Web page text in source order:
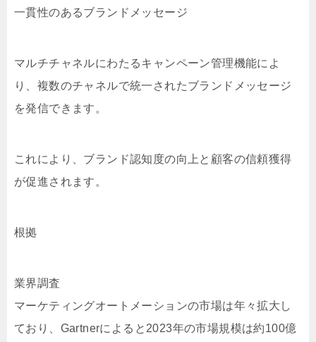
一貫性のあるブランドメッセージ
マルチチャネルにわたるキャンペーン管理機能によ
り、複数のチャネルで統一されたブランドメッセージ
を発信できます。
これにより、ブランド認知度の向上と顧客の信頼獲得
が促進されます。
根拠
業界調査
マーケティングオートメーションの市場は年々拡大し
ており、Gartnerによると2023年の市場規模は約100億